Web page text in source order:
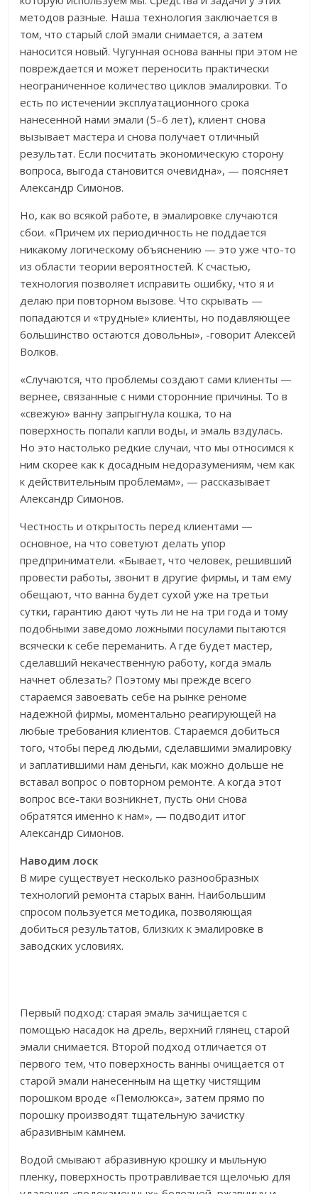
методов разные. Наша технология заключается в
том, что старый слой эмали снимается, а затем
наносится новый. Чугунная основа ванны при этом не
повреждается и может переносить практически
неограниченное количество циклов эмалировки. То
есть по истечении эксплуатационного срока
нанесенной нами эмали (5–6 лет), клиент снова
вызывает мастера и снова получает отличный
результат. Если посчитать экономическую сторону
вопроса, выгода становится очевидна», — поясняет
Александр Симонов.
Но, как во всякой работе, в эмалировке случаются
сбои. «Причем их периодичность не поддается
никакому логическому объяснению — это уже что-то
из области теории вероятностей. К счастью,
технология позволяет исправить ошибку, что я и
делаю при повторном вызове. Что скрывать —
попадаются и «трудные» клиенты, но подавляющее
большинство остаются довольны», -говорит Алексей
Волков.
«Случаются, что проблемы создают сами клиенты —
вернее, связанные с ними сторонние причины. То в
«свежую» ванну запрыгнула кошка, то на
поверхность попали капли воды, и эмаль вздулась.
Но это настолько редкие случаи, что мы относимся к
ним скорее как к досадным недоразумениям, чем как
к действительным проблемам», — рассказывает
Александр Симонов.
Честность и открытость перед клиентами —
основное, на что советуют делать упор
предприниматели. «Бывает, что человек, решивший
провести работы, звонит в другие фирмы, и там ему
обещают, что ванна будет сухой уже на третьи
сутки, гарантию дают чуть ли не на три года и тому
подобными заведомо ложными посулами пытаются
всячески к себе переманить. А где будет мастер,
сделавший некачественную работу, когда эмаль
начнет облезать? Поэтому мы прежде всего
стараемся завоевать себе на рынке реноме
надежной фирмы, моментально реагирующей на
любые требования клиентов. Стараемся добиться
того, чтобы перед людьми, сделавшими эмалировку
и заплатившими нам деньги, как можно дольше не
вставал вопрос о повторном ремонте. А когда этот
вопрос все-таки возникнет, пусть они снова
обратятся именно к нам», — подводит итог
Александр Симонов.
Наводим лоск
В мире существует несколько разнообразных
технологий ремонта старых ванн. Наибольшим
спросом пользуется методика, позволяющая
добиться результатов, близких к эмалировке в
заводских условиях.
Первый подход: старая эмаль зачищается с
помощью насадок на дрель, верхний глянец старой
эмали снимается. Второй подход отличается от
первого тем, что поверхность ванны очищается от
старой эмали нанесенным на щетку чистящим
порошком вроде «Пемолюкса», затем прямо по
порошку производят тщательную зачистку
абразивным камнем.
Водой смывают абразивную крошку и мыльную
пленку, поверхность протравливается щелочью для